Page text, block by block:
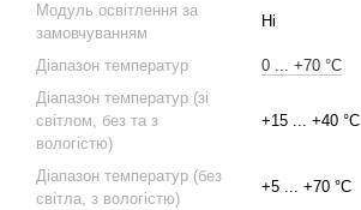
Модуль освітлення за
замовчуванням
Ні
Діапазон температур
0 ... +70 °C
Діапазон температур (зі
світлом, без та з
вологістю)
+15 ... +40 °C
Діапазон температур (без
світла, з вологістю)
+5 ... +70 °C